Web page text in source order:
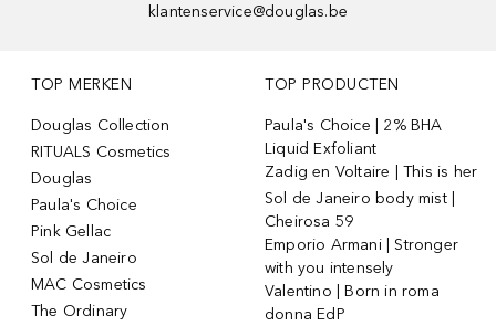
klantenservice@douglas.be
TOP MERKEN
Douglas Collection
RITUALS Cosmetics
Douglas
Paula's Choice
Pink Gellac
Sol de Janeiro
MAC Cosmetics
The Ordinary
TOP PRODUCTEN
Paula's Choice | 2% BHA
Liquid Exfoliant
Zadig en Voltaire | This is her
Sol de Janeiro body mist |
Cheirosa 59
Emporio Armani | Stronger
with you intensely
Valentino | Born in roma
donna EdP